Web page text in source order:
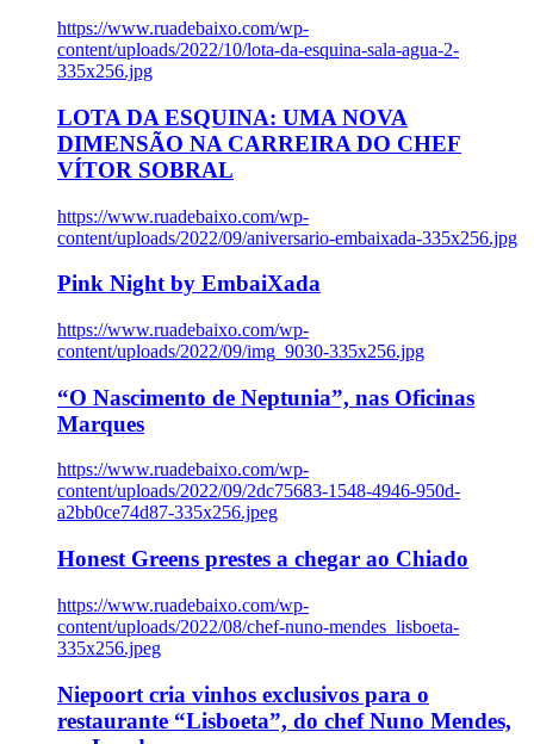
https://www.ruadebaixo.com/wp-
content/uploads/2022/10/lota-da-esquina-sala-agua-2-
335x256.jpg
LOTA DA ESQUINA: UMA NOVA
DIMENSÃO NA CARREIRA DO CHEF
VÍTOR SOBRAL
https://www.ruadebaixo.com/wp-
content/uploads/2022/09/aniversario-embaixada-335x256.jpg
Pink Night by EmbaiXada
https://www.ruadebaixo.com/wp-
content/uploads/2022/09/img_9030-335x256.jpg
“O Nascimento de Neptunia”, nas Oficinas
Marques
https://www.ruadebaixo.com/wp-
content/uploads/2022/09/2dc75683-1548-4946-950d-
a2bb0ce74d87-335x256.jpeg
Honest Greens prestes a chegar ao Chiado
https://www.ruadebaixo.com/wp-
content/uploads/2022/08/chef-nuno-mendes_lisboeta-
335x256.jpeg
Niepoort cria vinhos exclusivos para o
restaurante “Lisboeta”, do chef Nuno Mendes,